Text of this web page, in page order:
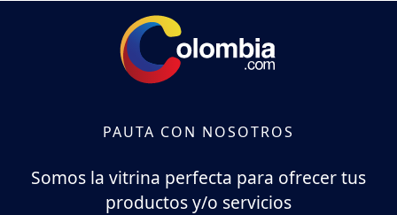
PAUTA CON NOSOTROS
Somos la vitrina perfecta para ofrecer tus
productos y/o servicios